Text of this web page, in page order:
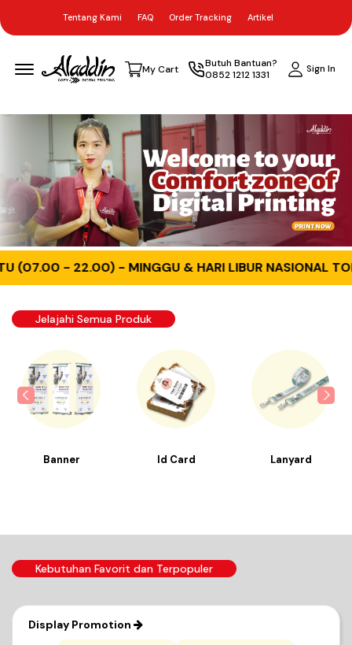
Tentang Kami FAQ Order Tracking Artikel
Menu Open
My Cart
Butuh Bantuan?
0852 1212 1331
Sign In
& HARI LIBUR NASIONAL TOKO TUTUP |
Jelajahi Semua Produk
Banner Id Card Lanyard
Kebutuhan Favorit dan Terpopuler
Display Promotion